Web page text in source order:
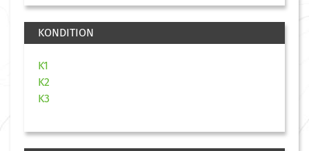
KONDITION
K1
K2
K3